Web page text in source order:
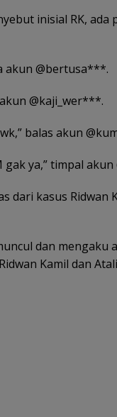
inisial RK,
akun @bertusa***.
@kaji_wer***.
balas akun
gak ya,” timpal
dari kasus Ridwan
dan mengaku
Kamil dan